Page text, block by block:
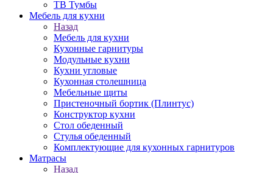
ТВ Тумбы
Мебель для кухни
Назад
Мебель для кухни
Кухонные гарнитуры
Модульные кухни
Кухни угловые
Кухонная столешница
Мебельные щиты
Пристеночный бортик (Плинтус)
Конструктор кухни
Стол обеденный
Стулья обеденный
Комплектующие для кухонных гарнитуров
Матраcы
Назад